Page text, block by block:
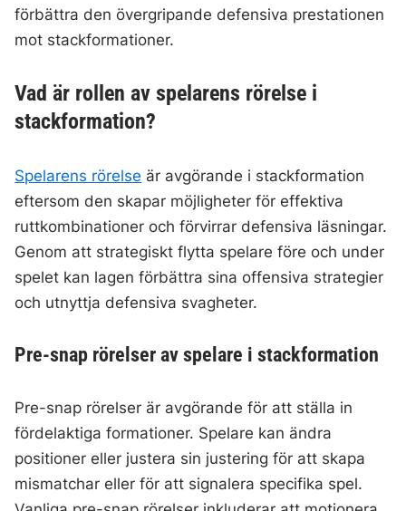
förbättra den övergripande defensiva prestationen
mot stackformationer.
Vad är rollen av spelarens rörelse i
stackformation?
Spelarens rörelse är avgörande i stackformation
eftersom den skapar möjligheter för effektiva
ruttkombinationer och förvirrar defensiva läsningar.
Genom att strategiskt flytta spelare före och under
spelet kan lagen förbättra sina offensiva strategier
och utnyttja defensiva svagheter.
Pre-snap rörelser av spelare i stackformation
Pre-snap rörelser är avgörande för att ställa in
fördelaktiga formationer. Spelare kan ändra
positioner eller justera sin justering för att skapa
mismatchar eller för att signalera specifika spel.